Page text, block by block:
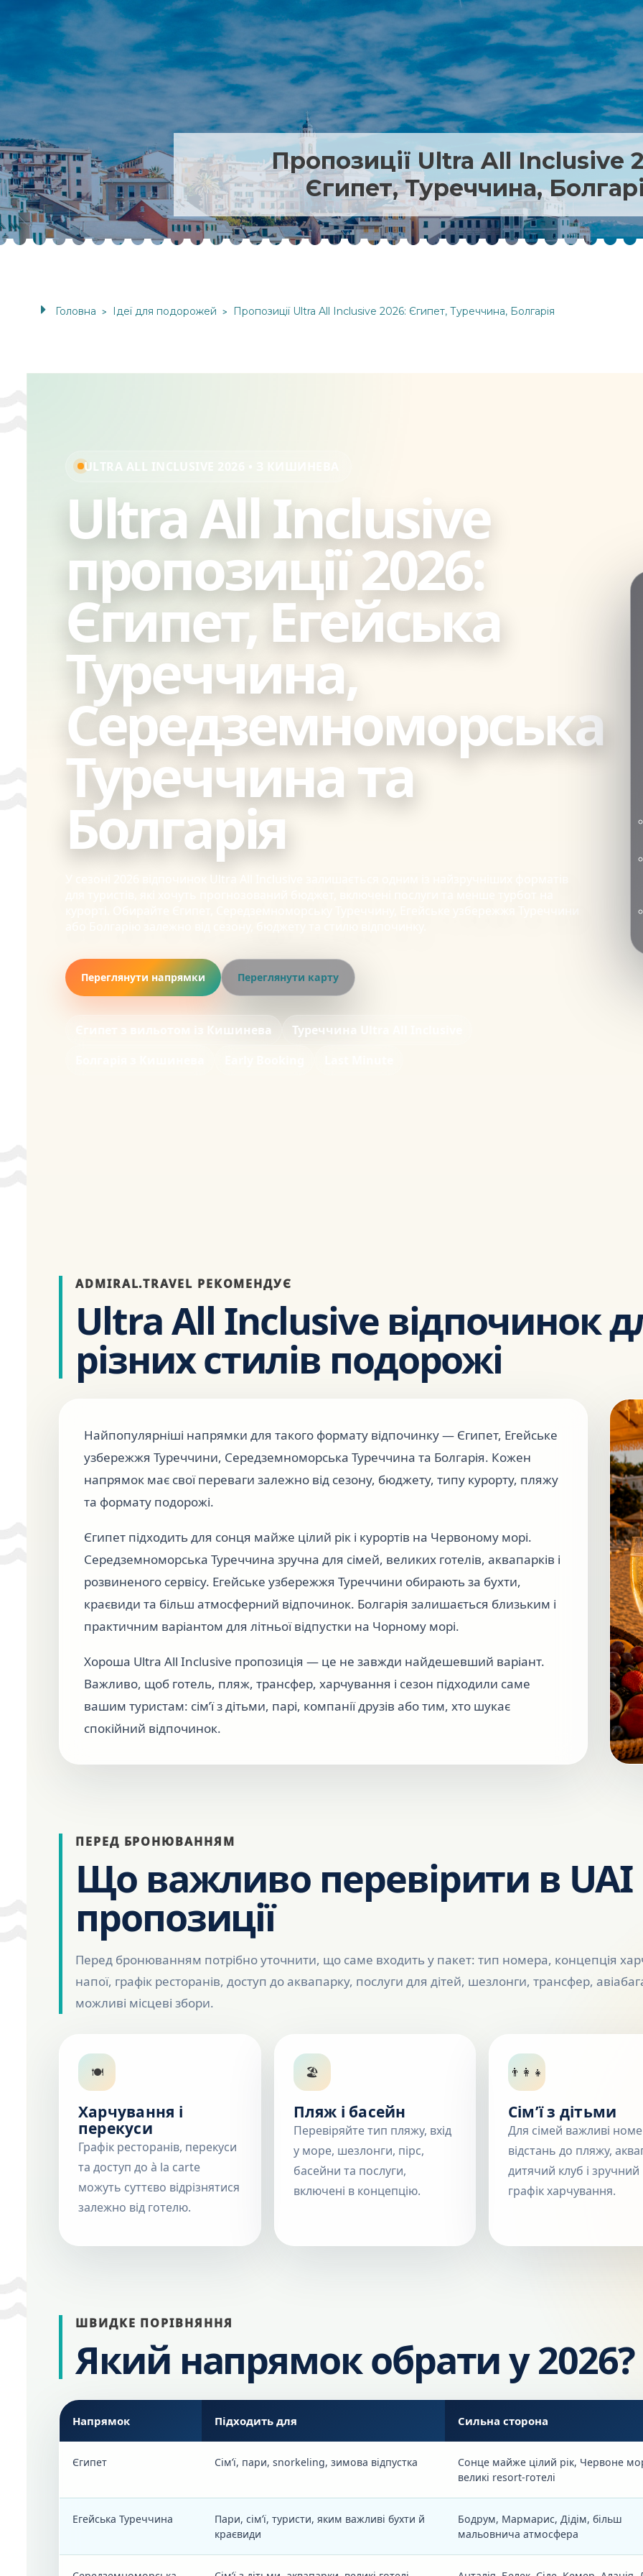
Пропозиції Ultra All Inclusive
Єгипет, Туреччина,
Головна > Ідеї для подорожей > Пропозиції Ultra All Inclusive 2026: Єгипет, Туреччина, Болгарія
ULTRA ALL INCLUSIVE 2026 • З КИШИНЕВА
Ultra All Inclusive
пропозиції 2026:
Єгипет, Егейська
Туреччина,
Середземноморська
Туреччина та
Болгарія
У сезоні 2026 відпочинок Ultra All Inclusive залишається одним із найзручніших форматів
Переглянути напрямки Переглянути карту
Єгипет з вильотом із Кишинева
Туреччина Ultra All Inclusive
ADMIRAL.TRAVEL РЕКОМЕНДУЄ
Ultra All Inclusive відпочинок
різних стилів подорожі
Найпопулярніші напрямки для такого формату відпочинку — Єгипет, Егейське
узбережжя Туреччини, Середземноморська Туреччина та Болгарія. Кожен
напрямок має свої переваги залежно від сезону, бюджету, типу курорту, пляжу
та формату подорожі.
Єгипет підходить для сонця майже цілий рік і курортів на Червоному морі.
Середземноморська Туреччина зручна для сімей, великих готелів, аквапарків і
розвиненого сервісу. Егейське узбережжя Туреччини обирають за бухти,
краєвиди та більш атмосферний відпочинок. Болгарія залишається близьким і
практичним варіантом для літньої відпустки на Чорному морі.
Хороша Ultra All Inclusive пропозиція — це не завжди найдешевший варіант.
Важливо, щоб готель, пляж, трансфер, харчування і сезон підходили саме
вашим туристам: сім’ї з дітьми, парі, компанії друзів або тим, хто шукає
спокійний відпочинок.
ПЕРЕД БРОНЮВАННЯМ
Що важливо перевірити в UAI
пропозиції
Перед бронюванням потрібно уточнити, що саме входить у пакет: тип номера, концепція
напої, графік ресторанів, доступ до аквапарку, послуги для дітей, шезлонги, трансфер,
можливі місцеві збори.
🍽
Харчування і
перекуси
Графік ресторанів, перекуси
та доступ до à la carte
можуть суттєво відрізнятися
залежно від готелю.
🏖
Пляж і басейн
Перевіряйте тип пляжу, вхід
у море, шезлонги, пірс,
басейни та послуги,
включені в концепцію.
👨‍👩‍👧
Сім’ї з дітьми
Для сімей важливі
відстань до пляжу,
дитячий клуб і зручний
графік харчування.
ШВИДКЕ ПОРІВНЯННЯ
Який напрямок обрати у 2026?
Напрямок Підходить для Сильна сторона
Єгипет Сім’ї, пари, snorkeling, зимова відпустка
Сонце майже цілий рік, Червоне
великі resort-готелі
Егейська Туреччина
Пари, сім’ї, туристи, яким важливі бухти й
краєвиди
Бодрум, Мармарис, Дідім, більш
мальовнича атмосфера